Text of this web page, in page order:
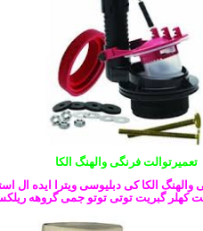
تعمیرتوالت فرنگی والهنگ الکا
الکا کی دبلیوسی ویترا ایده ال
کهلر گبریت توتی توتو جمی گروهه